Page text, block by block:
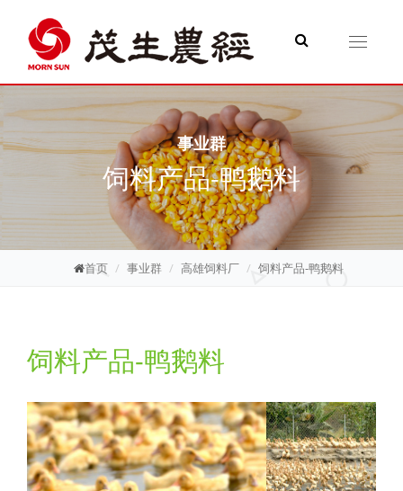
Toggle
事业群
饲料产品-鸭鹅料
首页 事业群 高雄饲料厂 饲料产品-鸭鹅料
饲料产品-鸭鹅料